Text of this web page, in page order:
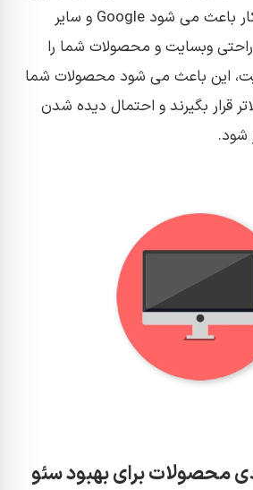
آنها ایجاد کنید. این کار باعث می شود Google و سایر
وبسایت و محصولات شما را
این باعث می شود محصولات شما
قرار بگیرند و احتمال دیده شدن
شود.
محصولات برای بهبود سئو